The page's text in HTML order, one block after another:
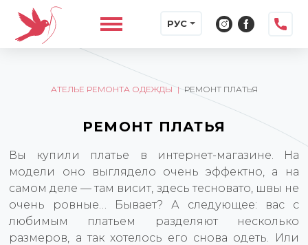
РУС
АТЕЛЬЕ РЕМОНТА ОДЕЖДЫ | РЕМОНТ ПЛАТЬЯ
РЕМОНТ ПЛАТЬЯ
Вы купили платье в интернет-магазине. На
модели оно выглядело очень эффектно, а на
самом деле — там висит, здесь тесновато, швы не
очень ровные… Бывает? А следующее: вас с
любимым платьем разделяют несколько
размеров, а так хотелось его снова одеть. Или